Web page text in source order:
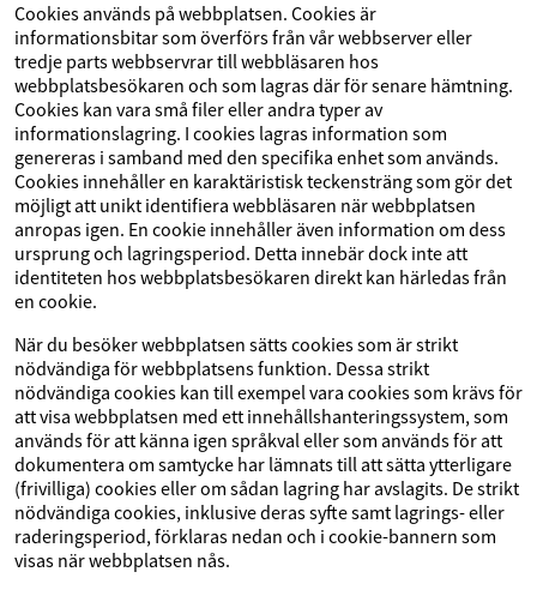
Cookies används på webbplatsen. Cookies är
informationsbitar som överförs från vår webbserver eller
tredje parts webbservrar till webbläsaren hos
webbplatsbesökaren och som lagras där för senare hämtning.
Cookies kan vara små filer eller andra typer av
informationslagring. I cookies lagras information som
genereras i samband med den specifika enhet som används.
Cookies innehåller en karaktäristisk teckensträng som gör det
möjligt att unikt identifiera webbläsaren när webbplatsen
anropas igen. En cookie innehåller även information om dess
ursprung och lagringsperiod. Detta innebär dock inte att
identiteten hos webbplatsbesökaren direkt kan härledas från
en cookie.
När du besöker webbplatsen sätts cookies som är strikt
nödvändiga för webbplatsens funktion. Dessa strikt
nödvändiga cookies kan till exempel vara cookies som krävs för
att visa webbplatsen med ett innehållshanteringssystem, som
används för att känna igen språkval eller som används för att
dokumentera om samtycke har lämnats till att sätta ytterligare
(frivilliga) cookies eller om sådan lagring har avslagits. De strikt
nödvändiga cookies, inklusive deras syfte samt lagrings- eller
raderingsperiod, förklaras nedan och i cookie-bannern som
visas när webbplatsen nås.